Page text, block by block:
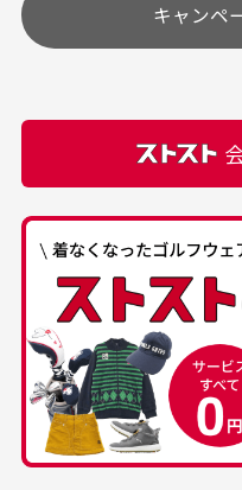
購入できました。状態も
最高でした。
30代男性
中古ゴルフウェアの
品揃えがすごい
その他の休日につき
頂きます。
カートの有効時間
は自動的にカート内
下さい。
お気に入り機能をご
付属品について
付属品の記載につき
ある場合もございます
経年劣化について
当店では商品の管理
すが、経年により素
生じている場合がござ
銀行振込（前払い）
キャンペ